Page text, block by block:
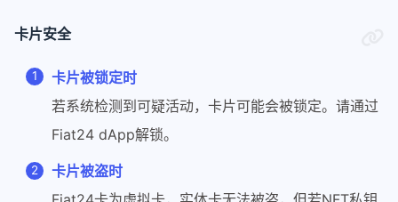
卡片安全
卡片被锁定时
若系统检测到可疑活动，卡片可能会被锁定。请通过
Fiat24 dApp解锁。
卡片被盗时